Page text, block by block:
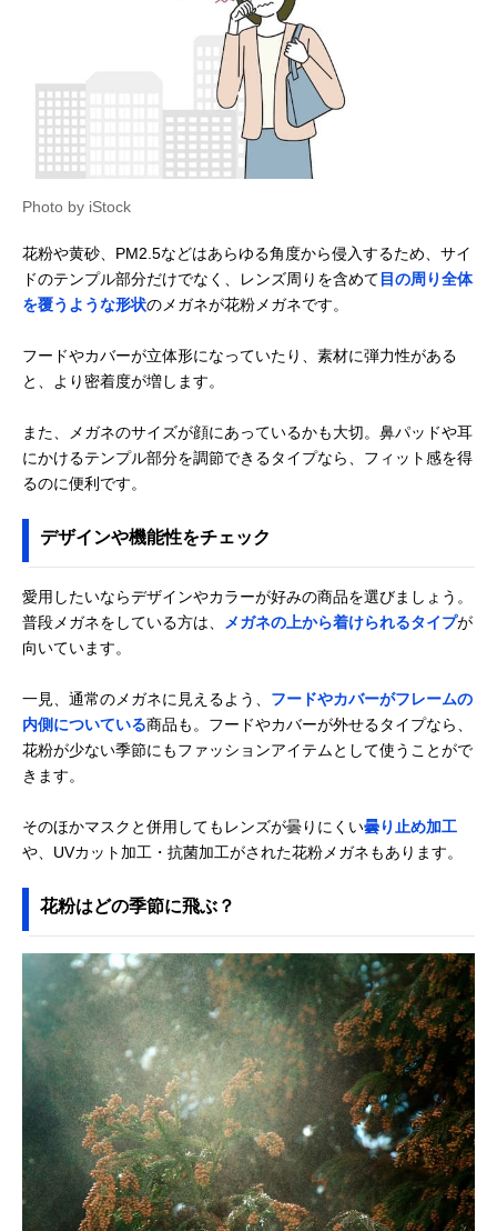
Photo by iStock
花粉や黄砂、PM2.5などはあらゆる角度から侵入するため、サイ
ドのテンプル部分だけでなく、レンズ周りを含めて 目の周り全体
を覆うような形状のメガネが花粉メガネです。
フードやカバーが立体形になっていたり、素材に弾力性がある
と、より密着度が増します。
また、メガネのサイズが顔にあっているかも大切。鼻パッドや耳
にかけるテンプル部分を調節できるタイプなら、フィット感を得
るのに便利です。
デザインや機能性をチェック
愛用したいならデザインやカラーが好みの商品を選びましょう。
普段メガネをしている方は、
メガネの上から着けられるタイプが
向いています。
一見、通常のメガネに見えるよう、 フードやカバーがフレームの
内側についている商品も。フードやカバーが外せるタイプなら、
花粉が少ない季節にもファッションアイテムとして使うことがで
きます。
そのほかマスクと併用してもレンズが曇りにくい曇り止め加工
や、UVカット加工・抗菌加工がされた花粉メガネもあります。
花粉はどの季節に飛ぶ？